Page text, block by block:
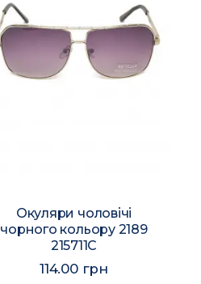
Окуляри чоловічі
чорного кольору 2189
215711C
114.00 грн